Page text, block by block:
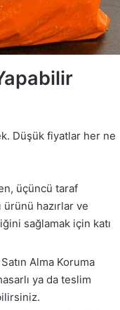
Düşük fiyatlar her ne
üçüncü taraf
hazırlar ve
sağlamak için katı
Alma Koruma
ya da teslim